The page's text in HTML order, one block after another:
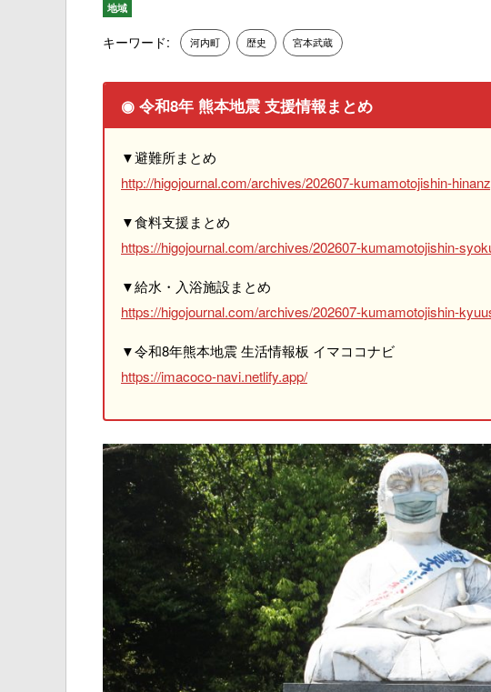
地域
キーワード: 河内町 歴史 宮本武蔵
◉ 令和8年 熊本地震 支援情報まとめ
▼避難所まとめ
http://higojournal.com/archives/202607-kumamotojishin-
▼食料支援まとめ
https://higojournal.com/archives/202607-kumamotojishin-
▼給水・入浴施設まとめ
https://higojournal.com/archives/202607-kumamotojishin-
▼令和8年熊本地震 生活情報板 イマココナビ
https://imacoco-navi.netlify.app/